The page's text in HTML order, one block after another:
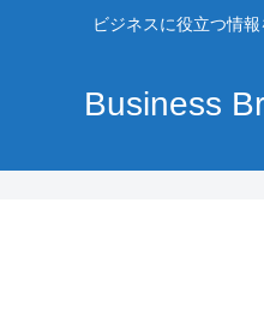
ビジネスに役立つ情
Business